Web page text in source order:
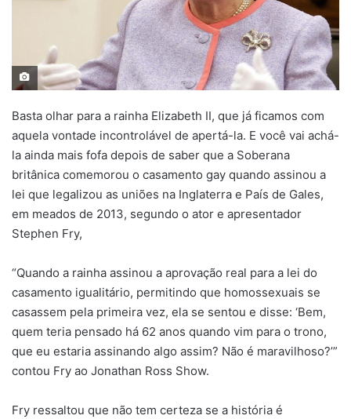
Basta olhar para a rainha Elizabeth II, que já ficamos com
aquela vontade incontrolável de apertá-la. E você vai achá-
la ainda mais fofa depois de saber que a Soberana
britânica comemorou o casamento gay quando assinou a
lei que legalizou as uniões na Inglaterra e País de Gales,
em meados de 2013, segundo o ator e apresentador
Stephen Fry,
“Quando a rainha assinou a aprovação real para a lei do
casamento igualitário, permitindo que homossexuais se
casassem pela primeira vez, ela se sentou e disse: ‘Bem,
quem teria pensado há 62 anos quando vim para o trono,
que eu estaria assinando algo assim? Não é maravilhoso?’”
contou Fry ao Jonathan Ross Show.
Fry ressaltou que não tem certeza se a história é